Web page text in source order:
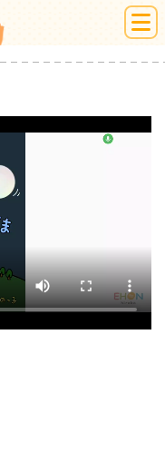
絵本ひろば